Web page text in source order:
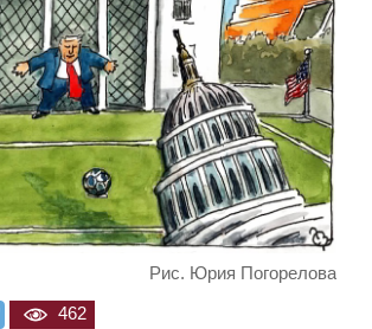
Рис. Юрия Погорелова
462